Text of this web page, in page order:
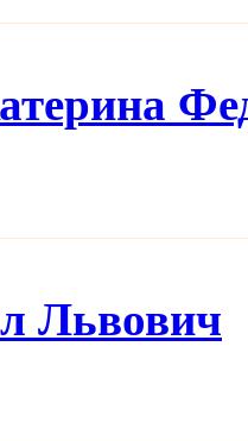
Львович